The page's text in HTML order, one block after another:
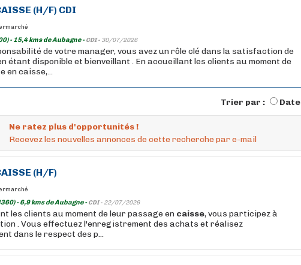
(H/F) CDI
- 15,4 kms de Aubagne -CDI - 30/07/2026
de votre manager, vous avez un rôle clé dans la satisfaction de
étant disponible et bienveillant . En accueillant les clients au moment de
en caisse,...
Trier par : Date
Ne ratez plus d'opportunités !
Recevez les nouvelles annonces de cette recherche par e-mail
(H/F)
- 6,9 kms de Aubagne -CDI - 22/07/2026
les clients au moment de leur passage en caisse, vous participez à
. Vous effectuez l'enregistrement des achats et réalisez
dans le respect des p...